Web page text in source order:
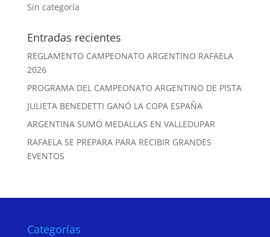
Sin categoría
Entradas recientes
REGLAMENTO CAMPEONATO ARGENTINO RAFAELA
2026
PROGRAMA DEL CAMPEONATO ARGENTINO DE PISTA
JULIETA BENEDETTI GANÓ LA COPA ESPAÑA
ARGENTINA SUMÓ MEDALLAS EN VALLEDUPAR
RAFAELA SE PREPARA PARA RECIBIR GRANDES
EVENTOS
Categorías